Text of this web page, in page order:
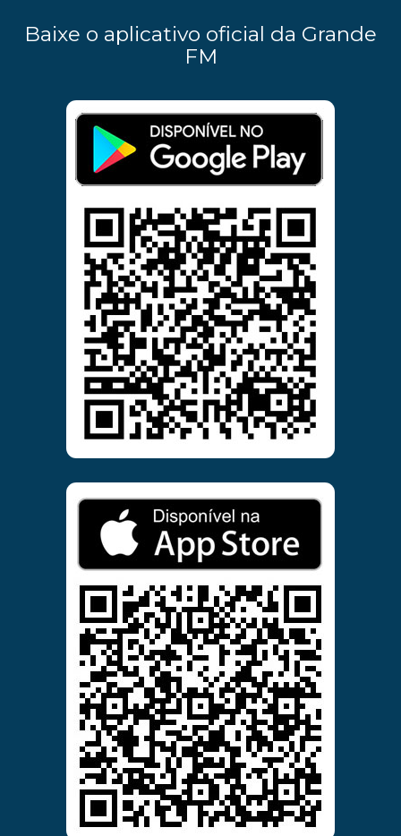
Baixe o aplicativo oficial da Grande
FM